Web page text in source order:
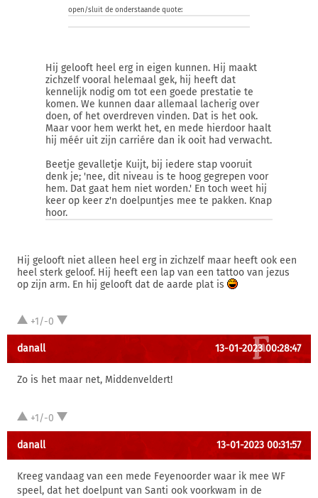
open/sluit de onderstaande quote:
Hij gelooft heel erg in eigen kunnen. Hij maakt
zichzelf vooral helemaal gek, hij heeft dat
kennelijk nodig om tot een goede prestatie te
komen. We kunnen daar allemaal lacherig over
doen, of het overdreven vinden. Dat is het ook.
Maar voor hem werkt het, en mede hierdoor haalt
hij méér uit zijn carriére dan ik ooit had verwacht.
Beetje gevalletje Kuijt, bij iedere stap vooruit
denk je; 'nee, dit niveau is te hoog gegrepen voor
hem. Dat gaat hem niet worden.' En toch weet hij
keer op keer z'n doelpuntjes mee te pakken. Knap
hoor.
Hij gelooft niet alleen heel erg in zichzelf maar heeft ook een
heel sterk geloof. Hij heeft een lap van een tattoo van jezus
op zijn arm. En hij gelooft dat de aarde plat is
+1/-0
danall 13-01-2023 00:28:47
Zo is het maar net, Middenveldert!
+1/-0
danall 13-01-2023 00:31:57
Kreeg vandaag van een mede Feyenoorder waar ik mee WF
speel, dat het doelpunt van Santi ook voorkwam in de